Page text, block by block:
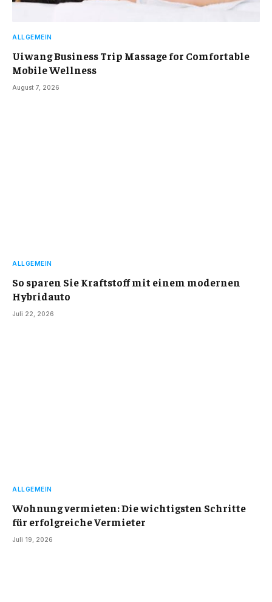
ALLGEMEIN
Uiwang Business Trip Massage for Comfortable
Mobile Wellness
August 7, 2026
ALLGEMEIN
So sparen Sie Kraftstoff mit einem modernen
Hybridauto
Juli 22, 2026
ALLGEMEIN
Wohnung vermieten: Die wichtigsten Schritte
für erfolgreiche Vermieter
Juli 19, 2026